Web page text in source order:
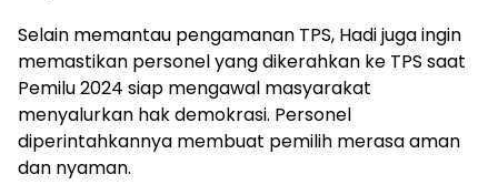
Selain memantau pengamanan TPS, Hadi juga ingin
memastikan personel yang dikerahkan ke TPS saat
Pemilu 2024 siap mengawal masyarakat
menyalurkan hak demokrasi. Personel
diperintahkannya membuat pemilih merasa aman
dan nyaman.